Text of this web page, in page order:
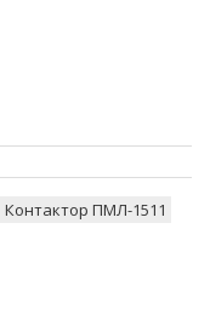
Контактор ПМЛ-1511